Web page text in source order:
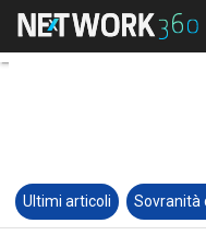
Ultimi articoli Sovranità